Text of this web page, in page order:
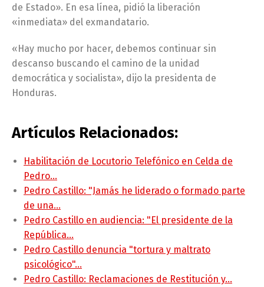
de Estado». En esa línea, pidió la liberación
«inmediata» del exmandatario.
«Hay mucho por hacer, debemos continuar sin
descanso buscando el camino de la unidad
democrática y socialista», dijo la presidenta de
Honduras.
Artículos Relacionados:
Habilitación de Locutorio Telefónico en Celda de
Pedro…
Pedro Castillo: "Jamás he liderado o formado parte
de una…
Pedro Castillo en audiencia: "El presidente de la
República…
Pedro Castillo denuncia "tortura y maltrato
psicológico"…
Pedro Castillo: Reclamaciones de Restitución y…